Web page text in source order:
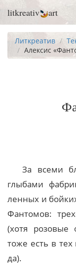
litkreativ art
Литкреатив
Алексис
За всеми
глыбами
ленных и
Фантомов:
(хотя розовые
тоже есть в тех
да).